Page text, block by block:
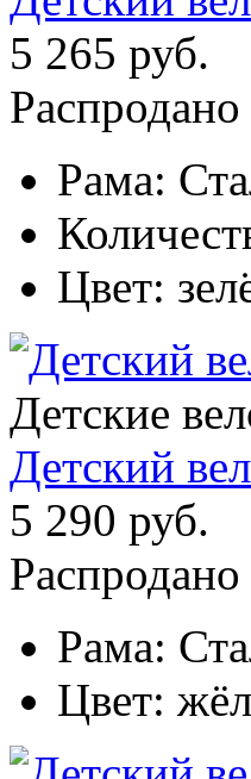
5 265 руб.
Распродано
Рама:
Цвет:
Детские
Детский
5 290 руб.
Распродано
Рама:
Цвет: